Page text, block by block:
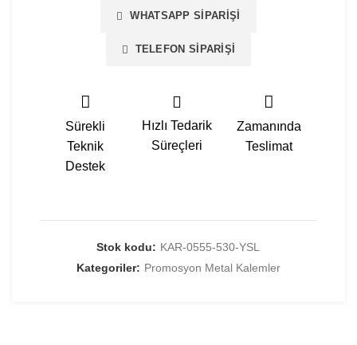
WHATSAPP SIPARIŞI
TELEFON SIPARIŞI
Sürekli
Teknik
Destek
Hızlı Tedarik
Süreçleri
Zamanında
Teslimat
Stok kodu: KAR-0555-530-YSL
Kategoriler: Promosyon Metal Kalemler